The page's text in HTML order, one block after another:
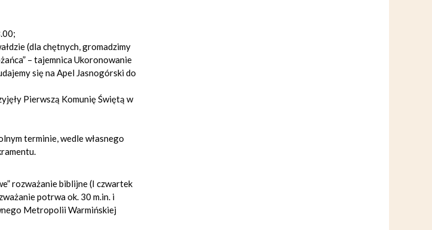
(dla chętnych, gromadzimy
– tajemnica Ukoronowanie
się na Apel Jasnogórski do
Pierwszą Komunię Świętą w
terminie, wedle własnego
rozważanie biblijne (I czwartek
potrwa ok. 30 m.in. i
Metropolii Warmińskiej